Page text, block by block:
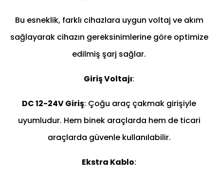
Bu esneklik, farklı cihazlara uygun voltaj ve akım
sağlayarak cihazın gereksinimlerine göre optimize
edilmiş şarj sağlar.
Giriş Voltajı:
DC 12-24V Giriş: Çoğu araç çakmak girişiyle
uyumludur. Hem binek araçlarda hem de ticari
araçlarda güvenle kullanılabilir.
Ekstra Kablo: